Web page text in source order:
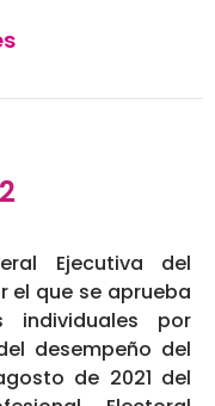
Ejecutiva del
el que se aprueba
individuales por
desempeño del
de 2021 del